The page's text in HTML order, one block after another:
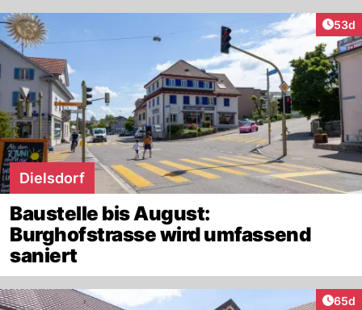
53d
Dielsdorf
Baustelle bis August:
Burghofstrasse wird umfassend
saniert
65d